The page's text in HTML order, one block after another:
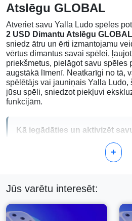
Atslēgu GLOBAL
Atveriet savu Yalla Ludo spēles
2 USD Dimantu Atslēgu GLOBAL
sniedz ātru un ērti izmantojamu
vērtus dimantus savai spēlei,
priekšmetus, pielāgot savu spēles
augstākā līmenī. Neatkarīgi no tā,
spēlētājs vai jauniņais Yalla Ludo,
jūsu spēli, sniedzot piekļuvi
funkcijām.
Kā iegādāties un aktivizēt
Dimantu Atslēgu GLOBAL
Ludo - 2 USD Dimantu Atslēgu
kodu pa e-pastu.
ir pareiza maksājuma laikā.
+
Jūs varētu interesēt: